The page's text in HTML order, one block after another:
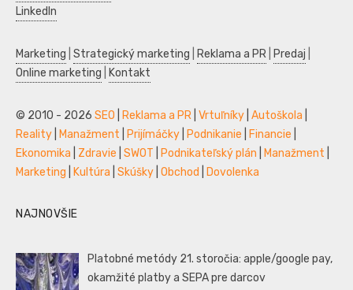
LinkedIn
Marketing Strategický marketing Reklama a PR Predaj
Online marketing
Kontakt
© 2010 - 2026 SEO Reklama a PR Vrtuľníky Autoškola
Reality
Manažment Prijímáčky Podnikanie Financie
Ekonomika
Zdravie SWOT Podnikateľský plán Manažment
Marketing
Kultúra Skúšky Obchod Dovolenka
NAJNOVŠIE
Platobné metódy 21. storočia: apple/google pay,
okamžité platby a SEPA pre darcov